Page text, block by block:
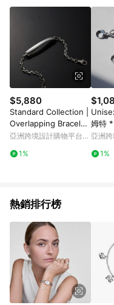
貨後 45 天後發送。 8. 群眾
運費，攤位費等不具贈點資
顏色、價位、贈品如與
Pinkoi 購物商品資訊頁及購
則請以點數紅包活動說明為
頁面後才首次下載 Pinkoi
上，首次下載 Pinkoi APP 後
面，方享導購資格。
$5,880
Standard Collection |
Overlapping Bracelet
(S) | 融合 手鍊(S)
亞洲跨境設計購物平台
1%
姆特
亞洲
1%
熱銷排行榜